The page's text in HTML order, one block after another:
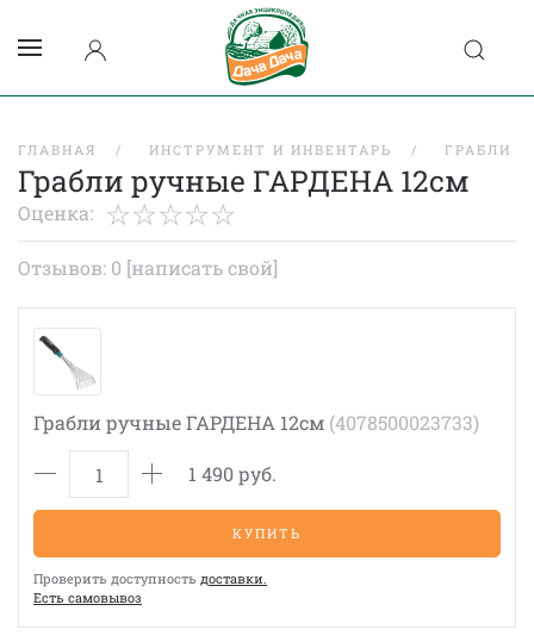
ГЛАВНАЯ ИНСТРУМЕНТ И ИНВЕНТАРЬ ГРАБЛИ
Грабли ручные ГАРДЕНА 12см
Оценка:
Отзывов: 0 [написать свой]
Грабли ручные ГАРДЕНА 12см (4078500023733)
1 490 руб.
КУПИТЬ
Проверить доступность доставки.
Eсть cамовывоз